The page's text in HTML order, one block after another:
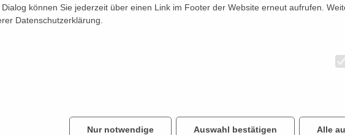
können Sie jederzeit über einen Link im Footer der Website erneut aufrufen.
Datenschutzerklärung.
Nur notwendige Auswahl bestätigen Alle